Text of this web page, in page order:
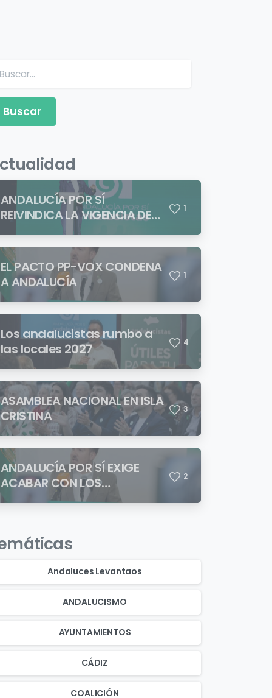
ANDALUCÍA POR SÍ
REIVINDICA LA VIGENCIA DE
BLAS INFANTE FRENTE A
QUIENES PRETENDEN NEGAR
LA IDENTIDAD ANDALUZA
1
EL PACTO PP-VOX CONDENA
A ANDALUCÍA
1
Los andalucistas rumbo a
las locales 2027
4
ASAMBLEA NACIONAL EN ISLA
CRISTINA
3
ANDALUCÍA POR SÍ EXIGE
ACABAR CON LOS
ASENTAMIENTOS
2
Andaluces Levantaos
ANDALUCISMO
AYUNTAMIENTOS
CÁDIZ
COALICIÓN